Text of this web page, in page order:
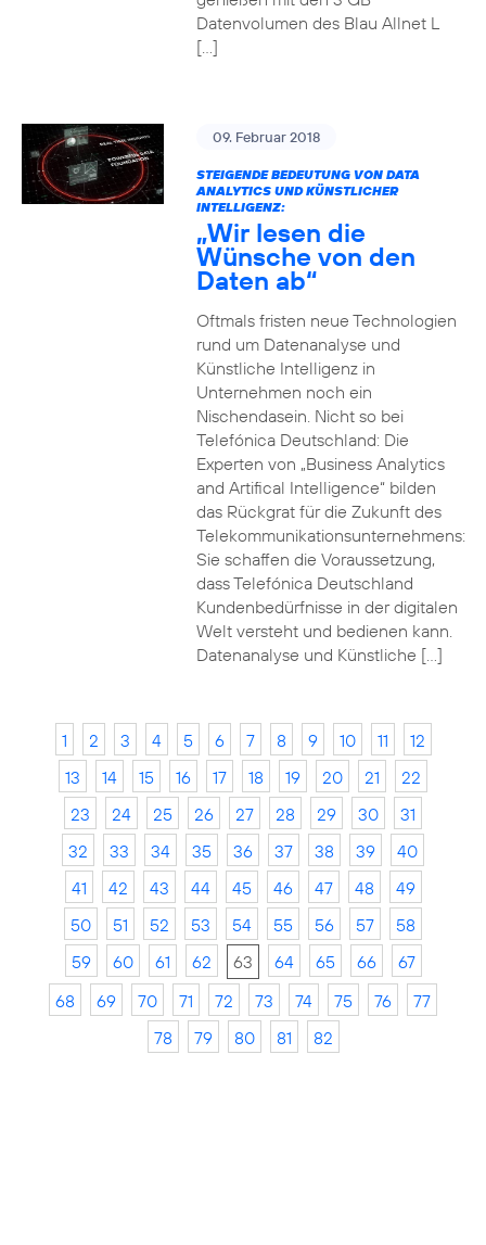
Datenvolumen des Blau Allnet L
[…]
09. Februar 2018
STEIGENDE BEDEUTUNG VON DATA
ANALYTICS UND KÜNSTLICHER
INTELLIGENZ:
„Wir lesen die
Wünsche von den
Daten ab“
Oftmals fristen neue Technologien
rund um Datenanalyse und
Künstliche Intelligenz in
Unternehmen noch ein
Nischendasein. Nicht so bei
Telefónica Deutschland: Die
Experten von „Business Analytics
and Artifical Intelligence“ bilden
das Rückgrat für die Zukunft des
Telekommunikationsunternehmens:
Sie schaffen die Voraussetzung,
dass Telefónica Deutschland
Kundenbedürfnisse in der digitalen
Welt versteht und bedienen kann.
Datenanalyse und Künstliche […]
1 2 3 4 5 6 7 8 9 10 11
12
13
14 15 16 17 18 19 20 21
22
23
24 25 26 27 28 29 30
31
32
33 34 35 36 37 38 39
40
41
42 43 44 45 46 47 48
49
50
51 52 53 54 55 56 57
58
59
60 61 62 63 64 65 66
67
68
69 70 71 72 73 74 75 76
77
78
79 80 81 82